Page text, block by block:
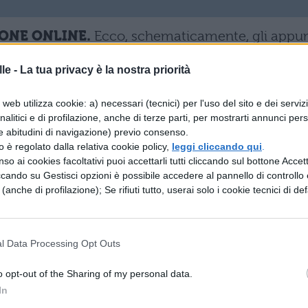
- La tua privacy è la nostra priorità
utilizza cookie: a) necessari (tecnici) per l'uso del sito e dei
e di profilazione, anche di terze parti, per mostrarti annunci
abitudini di navigazione) previo consenso.
è regolato dalla relativa cookie policy, leggi cliccando qui
ai cookies facoltativi puoi accettarli tutti cliccando sul bottone
su Gestisci opzioni è possibile accedere al pannello di controllo
di profilazione); Se rifiuti tutto, userai solo i cookie tecnici di
Data Processing Opt Outs
opt-out of the Sharing of my personal data.
ONLINE. Ecco, schematicamente, gli
che puoi trovare nel video qui sotto.
asse X e asse Y e un origine di questo piano
in 4 quadranti che vengono numerati
in senso antiorario, l'asse X si chiama asse
asse delle ordinate. Sul piano cartesiano si
di X o Y, ovvero qualsiasi punto P si
mettono 4 punti appartenenti ai 4 quadranti
sistemanti nel semiasse delle X e Y positivi e
calcolare la lunghezza di un